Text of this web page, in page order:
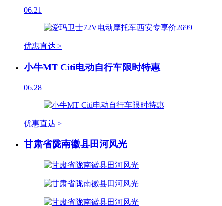
06.21
优惠直达 >
小牛MT Citi电动自行车限时特惠
06.28
优惠直达 >
甘肃省陇南徽县田河风光